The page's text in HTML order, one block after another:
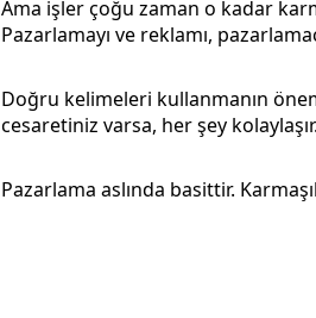
Ama işler çoğu zaman o kadar
Pazarlamayı ve reklamı,
Doğru kelimeleri kullanmanın
cesaretiniz varsa, her şey kolaylaşır.
Pazarlama aslında basittir.